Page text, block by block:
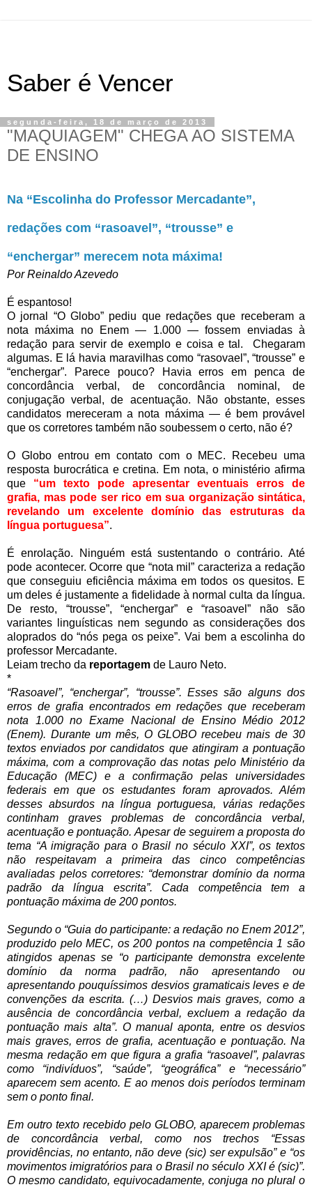
Saber é Vencer
segunda-feira, 18 de março de 2013
"MAQUIAGEM" CHEGA AO SISTEMA
DE ENSINO
Na “Escolinha do Professor Mercadante”,
redações com “rasoavel”, “trousse” e
“enchergar” merecem nota máxima!
Por Reinaldo Azevedo
É espantoso!
O jornal “O Globo” pediu que redações que receberam a
nota máxima no Enem — 1.000 — fossem enviadas à
redação para servir de exemplo e coisa e tal. Chegaram
algumas. E lá havia maravilhas como “rasovael”, “trousse” e
“enchergar”. Parece pouco? Havia erros em penca de
concordância verbal, de concordância nominal, de
conjugação verbal, de acentuação. Não obstante, esses
candidatos mereceram a nota máxima — é bem provável
que os corretores também não soubessem o certo, não é?
O Globo entrou em contato com o MEC. Recebeu uma
resposta burocrática e cretina. Em nota, o ministério afirma
que “um texto pode apresentar eventuais erros de
grafia, mas pode ser rico em sua organização sintática,
revelando um excelente domínio das estruturas da
língua portuguesa”.
É enrolação. Ninguém está sustentando o contrário. Até
pode acontecer. Ocorre que “nota mil” caracteriza a redação
que conseguiu eficiência máxima em todos os quesitos. E
um deles é justamente a fidelidade à normal culta da língua.
De resto, “trousse”, “enchergar” e “rasoavel” não são
variantes linguísticas nem segundo as considerações dos
aloprados do “nós pega os peixe”. Vai bem a escolinha do
professor Mercadante.
Leiam trecho da reportagem de Lauro Neto.
*
“Rasoavel”, “enchergar”, “trousse”. Esses são alguns dos
erros de grafia encontrados em redações que receberam
nota 1.000 no Exame Nacional de Ensino Médio 2012
(Enem). Durante um mês, O GLOBO recebeu mais de 30
textos enviados por candidatos que atingiram a pontuação
máxima, com a comprovação das notas pelo Ministério da
Educação (MEC) e a confirmação pelas universidades
federais em que os estudantes foram aprovados. Além
desses absurdos na língua portuguesa, várias redações
continham graves problemas de concordância verbal,
acentuação e pontuação.Apesar de seguirem a proposta do
tema “A imigração para o Brasil no século XXI”, os textos
não respeitavam a primeira das cinco competências
avaliadas pelos corretores: “demonstrar domínio da norma
padrão da língua escrita”. Cada competência tem a
pontuação máxima de 200 pontos.
Segundo o “Guia do participante: a redação no Enem 2012”,
produzido pelo MEC, os 200 pontos na competência 1 são
atingidos apenas se “o participante demonstra excelente
domínio da norma padrão, não apresentando ou
apresentando pouquíssimos desvios gramaticais leves e de
convenções da escrita. (…) Desvios mais graves, como a
ausência de concordância verbal, excluem a redação da
pontuação mais alta”. O manual aponta, entre os desvios
mais graves, erros de grafia, acentuação e pontuação. Na
mesma redação em que figura a grafia “rasoavel”, palavras
como “indivíduos”, “saúde”, “geográfica” e “necessário”
aparecem sem acento. E ao menos dois períodos terminam
sem o ponto final.
Em outro texto recebido pelo GLOBO, aparecem problemas
de concordância verbal, como nos trechos “Essas
providências, no entanto, não deve (sic) ser expulsão” e “os
movimentos imigratórios para o Brasil no século XXI é (sic)”.
O mesmo candidato, equivocadamente, conjuga no plural o